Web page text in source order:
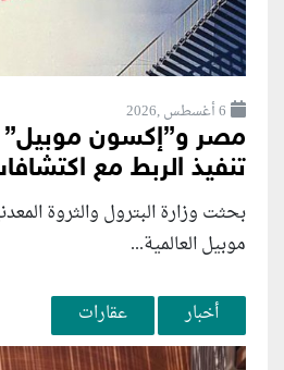
6 أغسطس ,2026
مصر و”إكسون موبيل”
تنفيذ الربط مع
بحثت وزارة البترول والثروة
موبيل العالمية...
أخبار عقارات